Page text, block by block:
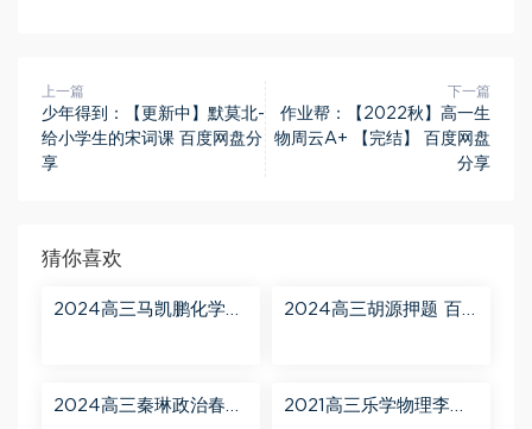
上一篇
少年得到：【更新中】默莫北-
给小学生的宋词课 百度网盘分
享
下一篇
作业帮：【2022秋】高一生
物周云A+ 【完结】 百度网盘
分享
猜你喜欢
2024高三马凯鹏化学一
2024高三胡源押题 百
2024高三秦琳政治春季
2021高三乐学物理李玮